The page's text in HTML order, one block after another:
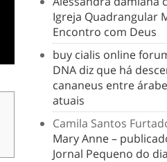
Igreja Quadrangular
Encontro com Deus
buy cialis online
DNA diz que há
cananeus entre
atuais
Camila Santos
Mary Anne –
Jornal Pequeno do